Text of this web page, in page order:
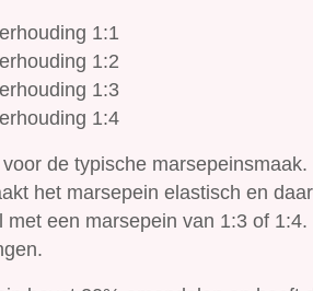
1:1
1:2
1:3
1:4
de typische
het marsepein elastisch en
een marsepein van 1:3 of